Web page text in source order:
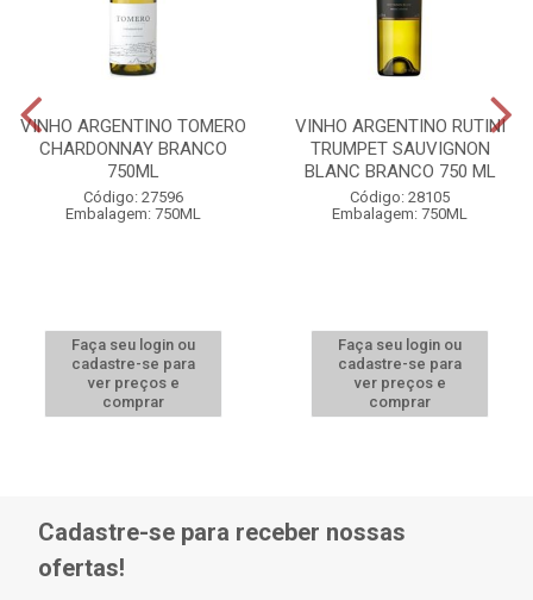
VINHO ARGENTINO TOMERO
CHARDONNAY BRANCO
750ML
Código: 27596
Embalagem: 750ML
Faça seu login ou
cadastre-se para
ver preços e
comprar
VINHO ARGENTINO RUTINI
TRUMPET SAUVIGNON
BLANC BRANCO 750 ML
Código: 28105
Embalagem: 750ML
Faça seu login ou
cadastre-se para
ver preços e
comprar
Cadastre-se para receber nossas
ofertas!